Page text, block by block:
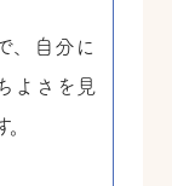
、自分に
よさを見